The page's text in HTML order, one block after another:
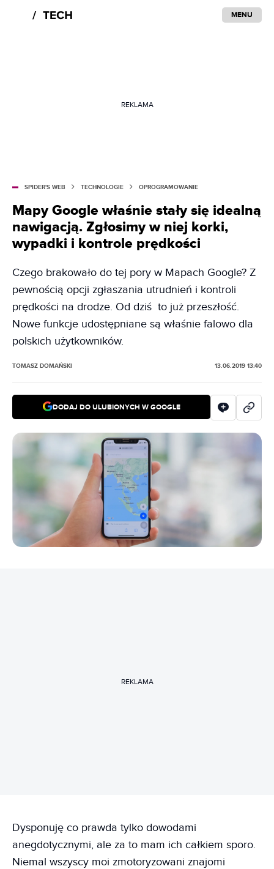
MENU
REKLAMA
SPIDER'S WEB TECHNOLOGIE OPROGRAMOWANIE
Mapy Google właśnie stały się idealną
nawigacją. Zgłosimy w niej korki,
wypadki i kontrole prędkości
Czego brakowało do tej pory w Mapach Google? Z
pewnością opcji zgłaszania utrudnień i kontroli
prędkości na drodze. Od dziś to już przeszłość.
Nowe funkcje udostępniane są właśnie falowo dla
polskich użytkowników.
TOMASZ DOMAŃSKI 13.06.2019 13:40
DODAJ DO ULUBIONYCH W GOOGLE
REKLAMA
Dysponuję co prawda tylko dowodami
anegdotycznymi, ale za to mam ich całkiem sporo.
Niemal wszyscy moi zmotoryzowani znajomi